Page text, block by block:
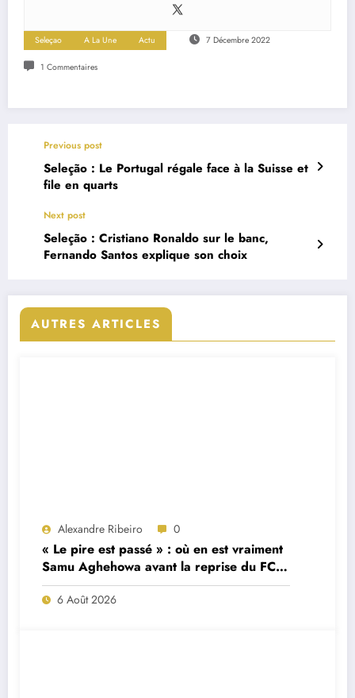
Seleçao A La Une Actu 7 Décembre 2022
1 Commentaires
Previous post
Seleção : Le Portugal régale face à la Suisse et
file en quarts
Next post
Seleção : Cristiano Ronaldo sur le banc,
Fernando Santos explique son choix
AUTRES ARTICLES
Alexandre Ribeiro 0
« Le pire est passé » : où en est vraiment
Samu Aghehowa avant la reprise du FC
Porto ?
6 Août 2026